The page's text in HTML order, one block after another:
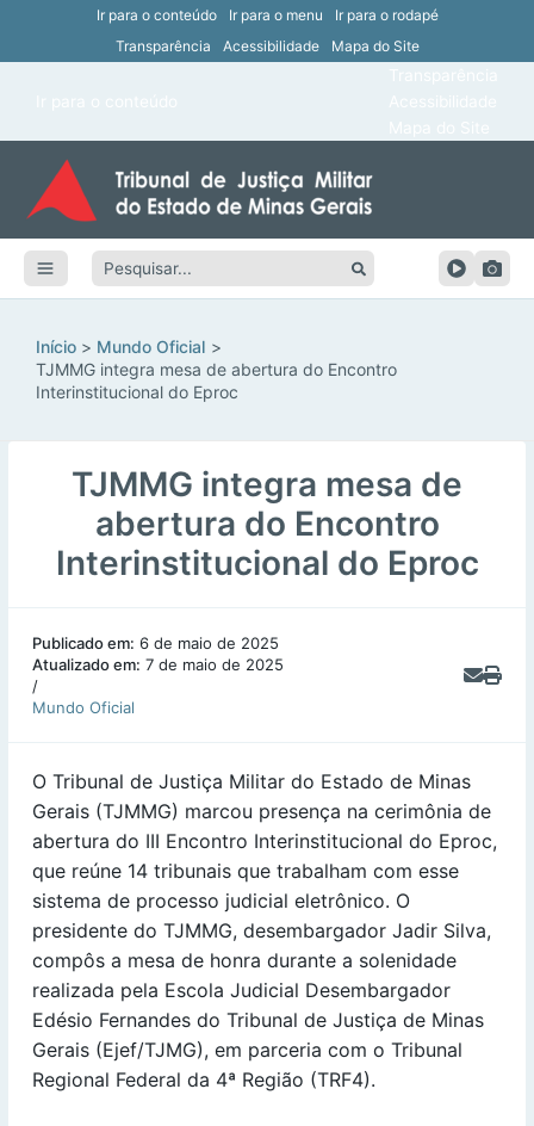
Ir para o conteúdo Ir para o menu
Ir para o rodapé
Transparência
Acessibilidade Mapa do Site
Pesquisar:
Início
Mundo Oficial
TJMMG integra mesa de abertura do Encontro
Interinstitucional do Eproc
TJMMG integra mesa de
abertura do Encontro
Interinstitucional do Eproc
Publicado em: 6 de maio de 2025
Atualizado em: 7 de maio de 2025
/
Mundo Oficial
O Tribunal de Justiça Militar do Estado de Minas
Gerais (TJMMG) marcou presença na cerimônia de
abertura do III Encontro Interinstitucional do Eproc,
que reúne 14 tribunais que trabalham com esse
sistema de processo judicial eletrônico. O
presidente do TJMMG, desembargador Jadir Silva,
compôs a mesa de honra durante a solenidade
realizada pela Escola Judicial Desembargador
Edésio Fernandes do Tribunal de Justiça de Minas
Gerais (Ejef/TJMG), em parceria com o Tribunal
Regional Federal da 4ª Região (TRF4).